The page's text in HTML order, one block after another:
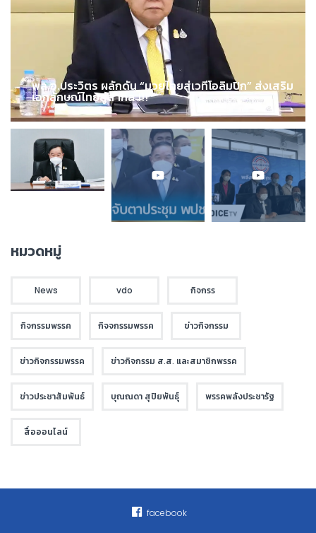
พล.อ.ประวิตร ผลักดัน “มวยไทยสู่เวทีโอลิมปิก” ส่งเสริม
เอกลักษณ์ไทยสู่สากล !!!
หมวดหมู่
News vdo กิจกรร
กิจกรรมพรรค กิจจกรรมพรรค ข่าวกิจกรรม
ข่าวกิจกรรมพรรค ข่าวกิจกรรม ส.ส. และสมาชิกพรรค
ข่าวประชาสัมพันธ์ บุณณดา สุปิยพันธุ์ พรรคพลังประชารัฐ
สื่อออนไลน์
facebook